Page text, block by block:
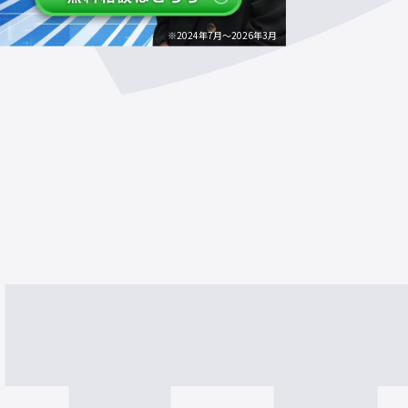
※2024年7月～2026年3月